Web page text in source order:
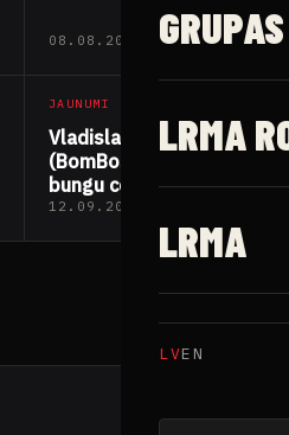
GRUPAS
LRMA
LRMA
LVEN
08.08.2019
JAUNUMI
Vladislavs
(BomBoss) izdod
bungu cover versiju
Limp Bizkit dziesmai
“My Generation”
12.09.2018